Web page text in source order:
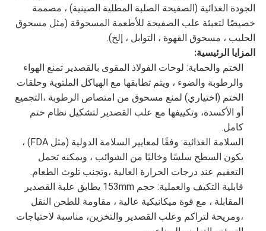
الجودة الغذائية (الصفيحة الصلبة المطلية الصينية) ، مصممة
خصيصًا لتعبئة علب الصفيحة للأطعمة المسحوقة (مثل مسحوق
الحليب ، مسحوق القهوة ، التوابل ، إلخ).
المزايا الرئيسية:
الختم والحماية: لوحات الفولاذ المقوى بالقصدير تمنع الهواء
والرطوبة والضوء ، ويتم تطابقها مع الهياكل الملتوية وحلقات
الختم (اختياري) لمنع مسحوق من امتصاص الرطوبة ،التجميع
أو الأكسدة، وتكييفها مع علب القصدير لتشكيل نظام ختم
كامل.
السلامة الغذائية: وفقًا لمعايير السلامة الدولية (مثل FDA) ،
يكون السطح سلسًا وخاليًا من الشوائب ، ويمكنه تحمل
التعقيم عند درجات الحرارة العالية ،وتجنب تلوث الطعام.
قابلية التكيف والعملية: حجم 153mm يطابق علبة القصدير
المقابلة ، مع قوة ميكانيكية عالية ، مقاومة للطحن النقل
،ومريحة لتراكم وعلب القصدير والتخزين، مناسبة لاحتياجات